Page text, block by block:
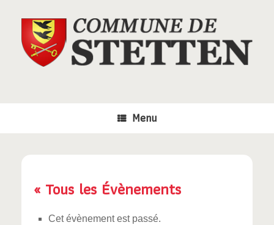
Menu
« Tous les Évènements
Cet évènement est passé.